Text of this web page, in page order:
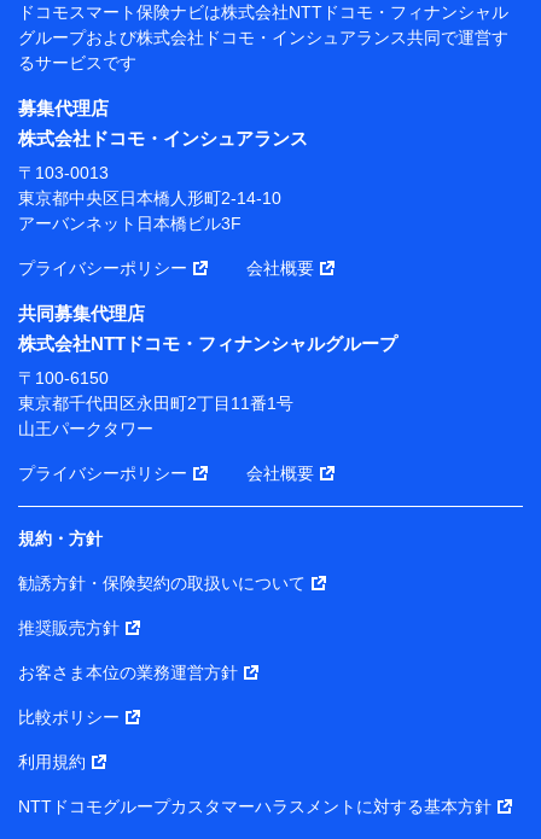
東京都千代田区永田町2丁目11番1号 山王パークタワー
株式会社NTTドコモ 代表取締役社長 前田 義晃
東京都中央区日本橋人形町2-14-10 アーバンネット日
本橋ビル 3F
長 吉村 忠義
※ 当社および株式会社NTTドコモは、お客さまの情報
ソナルデータ憲章」に定める行動原則を順守します 。
※ パーソナルデータダッシュボードの「第三者提供の
管理」の設定状態にかかわらず、共同利用する場合があ
ります。
※ dポイントクラブ会員ではないお客さま（2019年12
月11日以降、一度もdポイントクラブ会員であったこと
がないお客さまに限る）に関する、2019年12月10日以
前に取得した個人データは、こちら の利用目的の範囲内
当社は株式会社NTTドコモ・フィナンシャルグループ
との間で、以下のとおり個人データを共同利用しま
す。
【共同して利用される利用データの項目】
当社または株式会社NTTドコモ・フィナンシャルグルー
の個人データ
基本情報
性、連絡先、dポイントサービスのご利用に関する情報。例
ドコモスマート保険ナビは株式会社NTTドコモ・フィナンシャル
グループおよび株式会社ドコモ・インシュアランス共同で運営す
るサービスです
募集代理店
株式会社ドコモ・インシュアランス
〒103-0013
東京都中央区日本橋人形町2-14-10
アーバンネット日本橋ビル3F
プライバシーポリシー 会社概要
共同募集代理店
株式会社NTTドコモ・フィナンシャルグループ
〒100-6150
東京都千代田区永田町2丁目11番1号
山王パークタワー
プライバシーポリシー 会社概要
規約・方針
勧誘方針・保険契約の取扱いについて
推奨販売方針
お客さま本位の業務運営方針
比較ポリシー
利用規約
NTTドコモグループカスタマーハラスメントに対する基本方針